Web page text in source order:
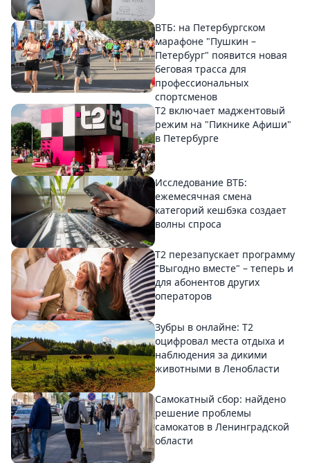
ВТБ: на Петербургском
марафоне "Пушкин –
Петербург" появится новая
беговая трасса для
профессиональных
спортсменов
Т2 включает маджентовый
режим на "Пикнике Афиши"
в Петербурге
Исследование ВТБ:
ежемесячная смена
категорий кешбэка создает
волны спроса
Т2 перезапускает программу
"Выгодно вместе" – теперь и
для абонентов других
операторов
Зубры в онлайне: Т2
оцифровал места отдыха и
наблюдения за дикими
животными в Ленобласти
Самокатный сбор: найдено
решение проблемы
самокатов в Ленинградской
области